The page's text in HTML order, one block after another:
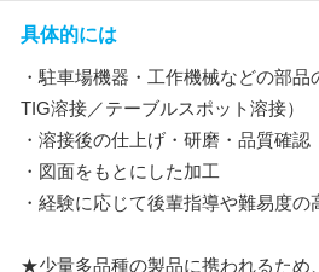
具体的には
・駐車場機器・工作機械などの部
TIG溶接／テーブルスポット溶接）
・溶接後の仕上げ・研磨・品質確認
・図面をもとにした加工
・経験に応じて後輩指導や難易度の
★少量多品種の製品に携われるため